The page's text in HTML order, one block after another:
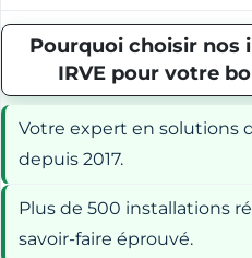
Pourquoi choisir nos
IRVE pour votre
Votre expert en solutions
depuis 2017.
Plus de 500 installations
savoir-faire éprouvé.